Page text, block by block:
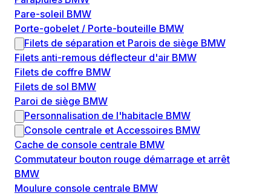
Pare-soleil BMW
Porte-gobelet / Porte-bouteille BMW
Filets de séparation et Parois de siège BMW
Filets anti-remous déflecteur d'air BMW
Filets de coffre BMW
Filets de sol BMW
Paroi de siège BMW
Personnalisation de l'habitacle BMW
Console centrale et Accessoires BMW
Cache de console centrale BMW
Commutateur bouton rouge démarrage et arrêt
BMW
Moulure console centrale BMW